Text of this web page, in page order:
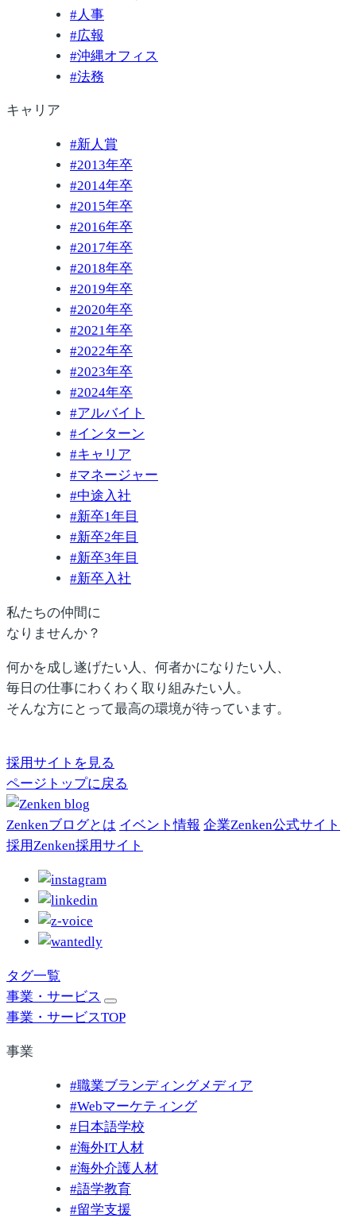
# 人事
#広報
#沖縄オフィス
#法務
キャリア
#新人賞
#2013年卒
#2014年卒
#2015年卒
#2016年卒
#2017年卒
#2018年卒
#2019年卒
#2020年卒
#2021年卒
#2022年卒
#2023年卒
#2024年卒
#アルバイト
#インターン
#キャリア
#マネージャー
#中途入社
#新卒1年目
#新卒2年目
#新卒3年目
#新卒入社
私たちの仲間に
なりませんか？
何かを成し遂げたい人、何者かになりたい人、
毎日の仕事にわくわく取り組みたい人。
そんな方にとって最高の環境が待っています。
採用サイトを見る
ページトップに戻る
Zenkenブログとは イベント情報 企業Zenken公式サイト
採用Zenken採用サイト
タグ一覧
事業・サービス
事業・サービスTOP
事業
#職業ブランディングメディア
#Webマーケティング
# 日本語学校
#海外IT人材
#海外介護人材
#語学教育
#留学支援